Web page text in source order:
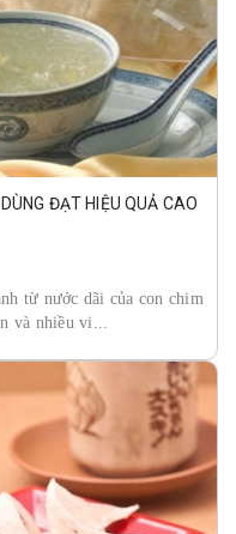
ĐẠT HIỆU QUẢ CAO
từ nước dãi của con chim
và nhiều vi...